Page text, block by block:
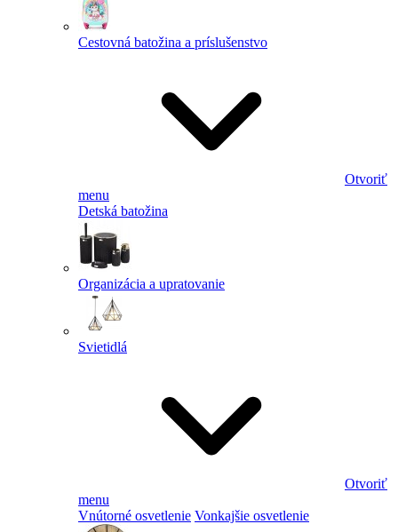
Cestovná batožina a príslušenstvo
Otvoriť
menu
Detská batožina
Organizácia a upratovanie
Svietidlá
Otvoriť
menu
Vnútorné osvetlenie Vonkajšie osvetlenie